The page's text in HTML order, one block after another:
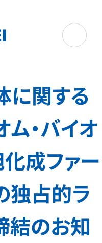
に関する
・バイオ
成ファー
独占的ラ
結のお知